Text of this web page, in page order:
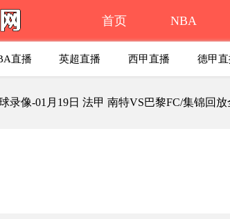
首页 NBA
直播 英超直播 西甲直播 德甲
录像-01月19日 法甲 南特VS巴黎FC/集锦回